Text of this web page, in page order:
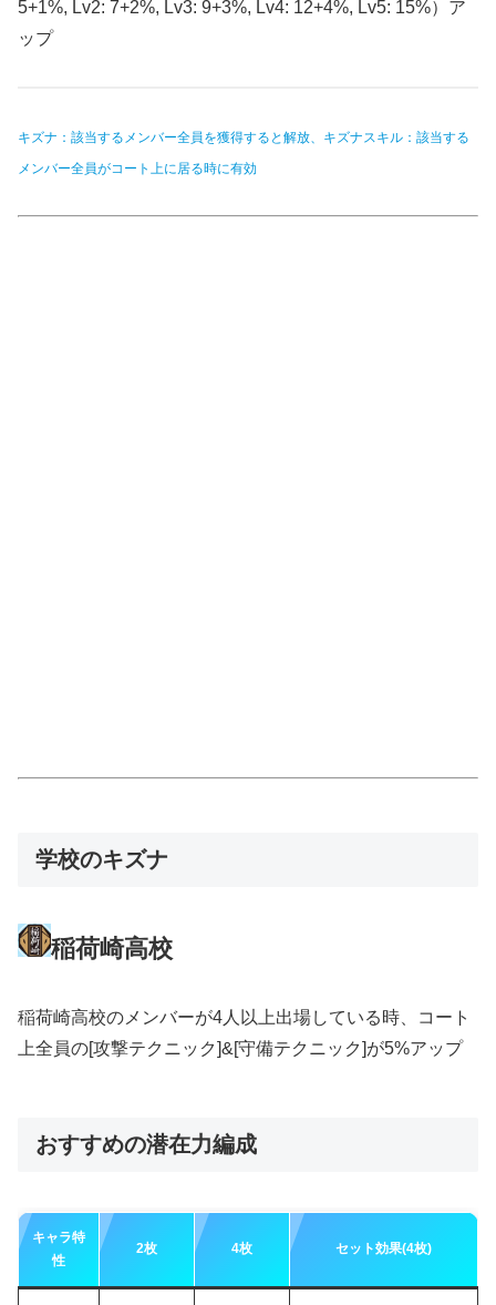
5+1%, Lv2: 7+2%, Lv3: 9+3%, Lv4: 12+4%, Lv5: 15%）ア
ップ
キズナ：該当するメンバー全員を獲得すると解放、キズナスキル：該当する
メンバー全員がコート上に居る時に有効
学校のキズナ
稲荷崎高校
稲荷崎高校のメンバーが4人以上出場している時、コート
上全員の[攻撃テクニック]&[守備テクニック]が5%アップ
おすすめの潜在力編成
キャラ特
性
2枚 4枚 セット効果(4枚)